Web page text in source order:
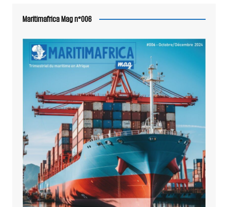
Maritimafrica Mag n°006